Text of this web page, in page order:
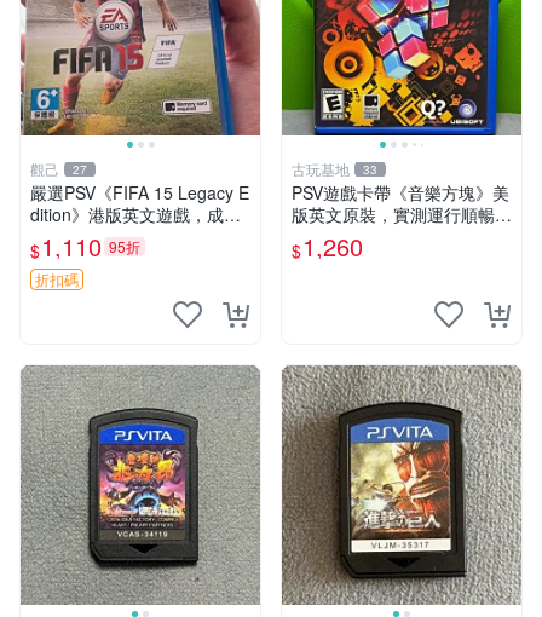
觀己 27
嚴選PSV《FIFA 15 Legacy E
dition》港版英文遊戲，成色
幾乎全新，附原裝包裝盒及乾
淨盤面。適合收藏與自行玩
樂，體育類遊戲不容錯過。
$1,110 95折
折扣碼
古玩基地 33
PSV遊戲卡帶《音樂方塊》美
版英文原裝，實測運行順暢，
圖示成色真實呈現，拍下即視
同確認。 音樂方塊 PSV 游戲
$1,260